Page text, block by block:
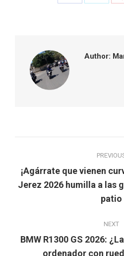
Author:
navigation
post:
¡Agárrate que vienen
Jerez 2026 humilla a las
patio
NEXT
Next
BMW R1300 GS 2026:
ordenador con